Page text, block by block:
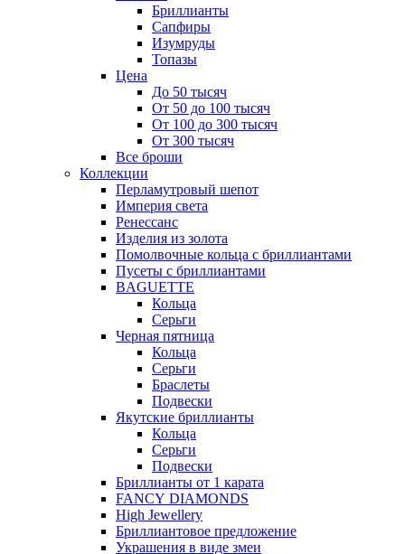
Бриллианты
Сапфиры
Изумруды
Топазы
Цена
До 50 тысяч
От 50 до 100 тысяч
От 100 до 300 тысяч
От 300 тысяч
Все броши
Коллекции
Перламутровый шепот
Империя света
Ренессанс
Изделия из золота
Помолвочные кольца с бриллиантами
Пусеты с бриллиантами
BAGUETTE
Кольца
Серьги
Черная пятница
Кольца
Серьги
Браслеты
Подвески
Якутские бриллианты
Кольца
Серьги
Подвески
Бриллианты от 1 карата
FANCY DIAMONDS
High Jewellery
Бриллиантовое предложение
Украшения в виде змеи